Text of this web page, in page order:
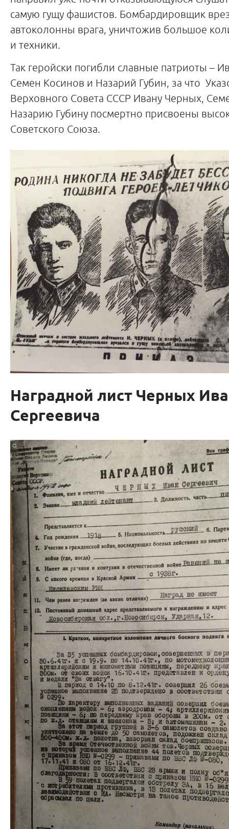
самую гущу фашистов. Бомбардировщик
автоколонны врага, уничтожив большое
и техники.
Так геройски погибли славные патриоты –
Семен Косинов и Назарий Губин, за что
Верховного Совета СССР Ивану Черных,
Назарию Губину посмертно присвоены
Советского Союза.
Наградной лист Черных
Сергеевича